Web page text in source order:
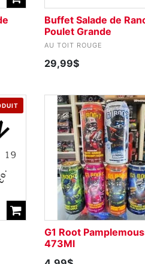
Buffet Salade de
Poulet Grande
AU TOIT ROUGE
29,99$
G1 Root
473Ml